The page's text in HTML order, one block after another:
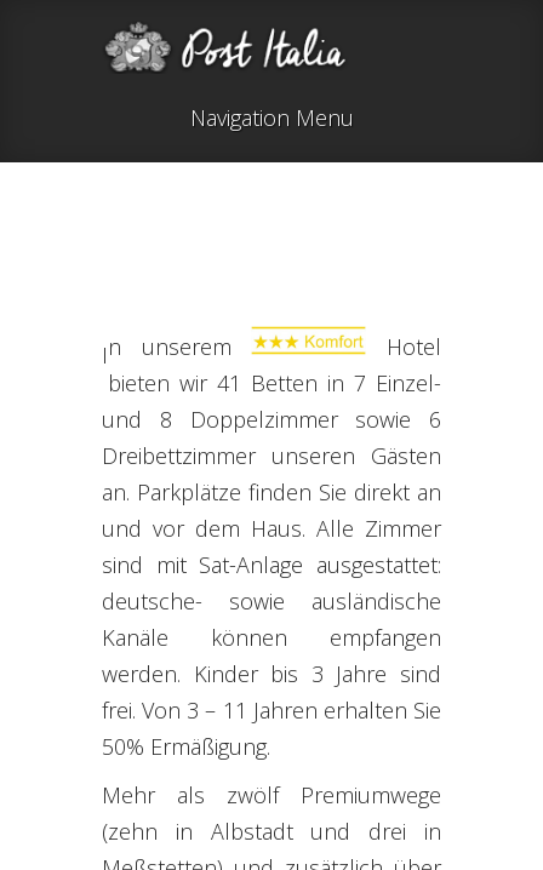
Navigation Menu
In unserem
Hotel
bieten wir 41 Betten in 7 Einzel-
und 8 Doppelzimmer sowie 6
Dreibettzimmer unseren Gästen
an. Parkplätze finden Sie direkt an
und vor dem Haus. Alle Zimmer
sind mit Sat-Anlage ausgestattet:
deutsche- sowie ausländische
Kanäle können empfangen
werden. Kinder bis 3 Jahre sind
frei. Von 3 – 11 Jahren erhalten Sie
50% Ermäßigung.
Mehr als zwölf Premiumwege
(zehn in Albstadt und drei in